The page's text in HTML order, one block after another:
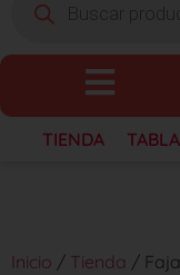
TIENDA
Inicio / Tienda /